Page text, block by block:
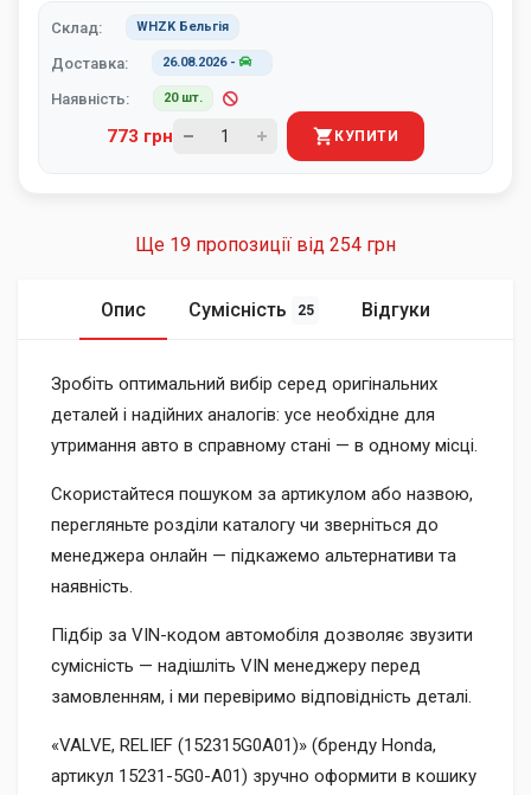
Склад: WHZK Бельгія
Доставка: 26.08.2026-
Наявність: 20 шт.
773 грн КУПИТИ
Ще 19 пропозиції від 254 грн
Опис Сумісність 25 Відгуки
Зробіть оптимальний вибір серед оригінальних
деталей і надійних аналогів: усе необхідне для
утримання авто в справному стані — в одному місці.
Скористайтеся пошуком за артикулом або назвою,
перегляньте розділи каталогу чи зверніться до
менеджера онлайн — підкажемо альтернативи та
наявність.
Підбір за VIN-кодом автомобіля дозволяє звузити
сумісність — надішліть VIN менеджеру перед
замовленням, і ми перевіримо відповідність деталі.
«VALVE, RELIEF (152315G0A01)» (бренду Honda,
артикул 15231-5G0-A01) зручно оформити в кошику